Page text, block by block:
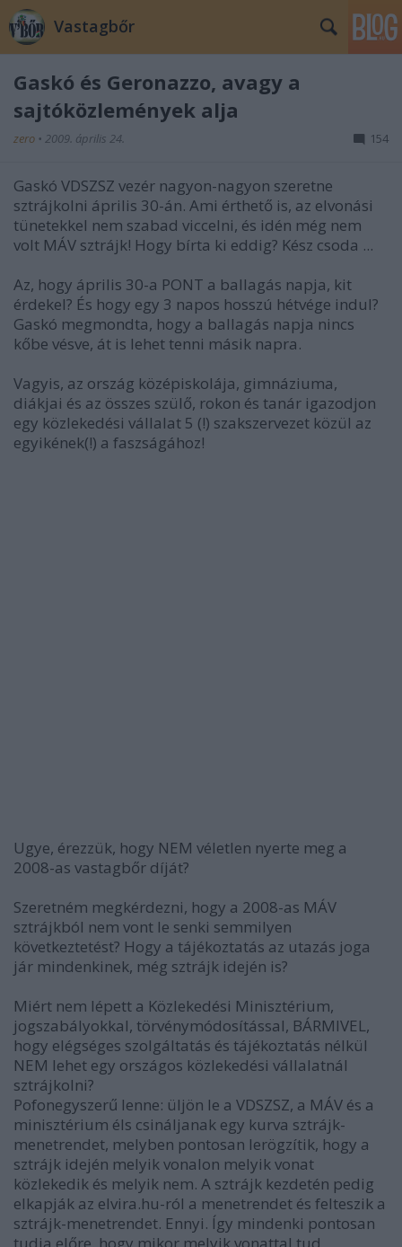
Vastagbőr
Gaskó és Geronazzo, avagy a
sajtóközlemények alja
zero • 2009. április 24. 154
Gaskó VDSZSZ vezér nagyon-nagyon szeretne
sztrájkolni április 30-án. Ami érthető is, az elvonási
tünetekkel nem szabad viccelni, és idén még nem
volt MÁV sztrájk! Hogy bírta ki eddig? Kész csoda ...
Az, hogy április 30-a PONT a ballagás napja, kit
érdekel? És hogy egy 3 napos hosszú hétvége indul?
Gaskó megmondta, hogy a ballagás napja nincs
kőbe vésve, át is lehet tenni másik napra.
Vagyis, az ország középiskolája, gimnáziuma,
diákjai és az összes szülő, rokon és tanár igazodjon
egy közlekedési vállalat 5 (!) szakszervezet közül az
egyikének(!) a faszságához!
Ugye, érezzük, hogy NEM véletlen nyerte meg a
2008-as vastagbőr díját?
Szeretném megkérdezni, hogy a 2008-as MÁV
sztrájkból nem vont le senki semmilyen
következtetést? Hogy a tájékoztatás az utazás joga
jár mindenkinek, még sztrájk idején is?
Miért nem lépett a Közlekedési Minisztérium,
jogszabályokkal, törvénymódosítással, BÁRMIVEL,
hogy elégséges szolgáltatás és tájékoztatás nélkül
NEM lehet egy országos közlekedési vállalatnál
sztrájkolni?
Pofonegyszerű lenne: üljön le a VDSZSZ, a MÁV és a
minisztérium éls csináljanak egy kurva sztrájk-
menetrendet, melyben pontosan lerögzítik, hogy a
sztrájk idején melyik vonalon melyik vonat
közlekedik és melyik nem. A sztrájk kezdetén pedig
elkapják az elvira.hu-ról a menetrendet és felteszik a
sztrájk-menetrendet. Ennyi. Így mindenki pontosan